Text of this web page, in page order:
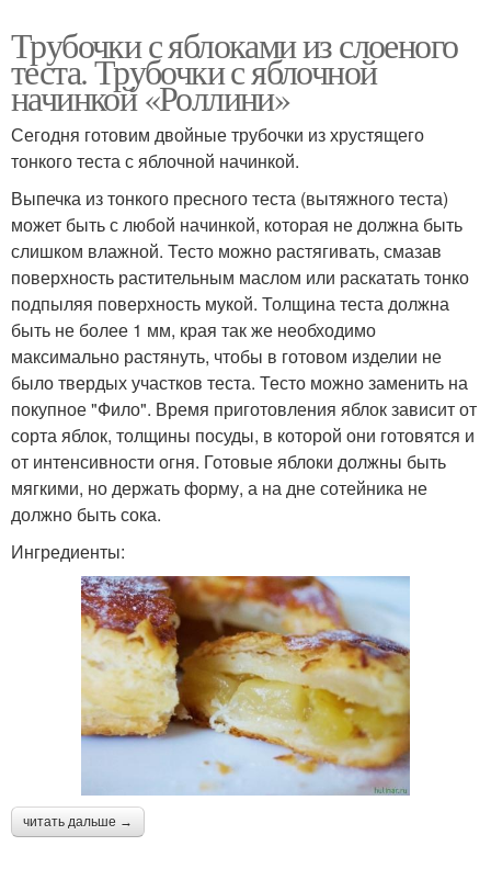
Трубочки с яблоками из слоеного
теста. Трубочки с яблочной
начинкой «Роллини»
Сегодня готовим двойные трубочки из хрустящего
тонкого теста с яблочной начинкой.
Выпечка из тонкого пресного теста (вытяжного теста)
может быть с любой начинкой, которая не должна быть
слишком влажной. Тесто можно растягивать, смазав
поверхность растительным маслом или раскатать тонко
подпыляя поверхность мукой. Толщина теста должна
быть не более 1 мм, края так же необходимо
максимально растянуть, чтобы в готовом изделии не
было твердых участков теста. Тесто можно заменить на
покупное "Фило". Время приготовления яблок зависит от
сорта яблок, толщины посуды, в которой они готовятся и
от интенсивности огня. Готовые яблоки должны быть
мягкими, но держать форму, а на дне сотейника не
должно быть сока.
Ингредиенты:
читать дальше →